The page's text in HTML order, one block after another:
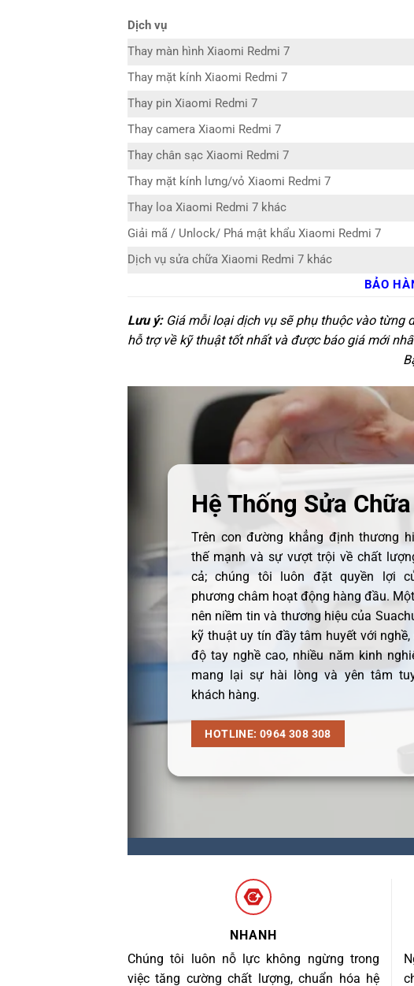
Dịch vụ
Thay màn hình Xiaomi Redmi 7
Thay mặt kính Xiaomi Redmi 7
Thay pin Xiaomi Redmi 7
Thay camera Xiaomi Redmi 7
Thay chân sạc Xiaomi Redmi 7
Thay mặt kính lưng/vỏ Xiaomi Redmi 7
Thay loa Xiaomi Redmi 7 khác
Giải mã / Unlock/ Phá mật khẩu Xiaomi Redmi 7
Dịch vụ sửa chữa Xiaomi Redmi 7 khác
BẢO
Lưu ý:Giá mỗi loại dịch vụ sẽ phụ thuộc vào từng
hỗ trợ về kỹ thuật tốt nhất và được báo giá mới
Hệ Thống Sửa Chữa
Trên con đường khẳng định thương
thế mạnh và sự vượt trội về chất
cả; chúng tôi luôn đặt quyền lợi
phương châm hoạt động hàng đầu.
nên niềm tin và thương hiệu của
kỹ thuật uy tín đầy tâm huyết với
độ tay nghề cao, nhiều năm kinh
mang lại sự hài lòng và yên tâm
khách hàng.
HOTLINE: 0964 308 308
NHANH
Chúng tôi luôn nỗ lực không ngừng trong
việc tăng cường chất lượng, chuẩn hóa hệ